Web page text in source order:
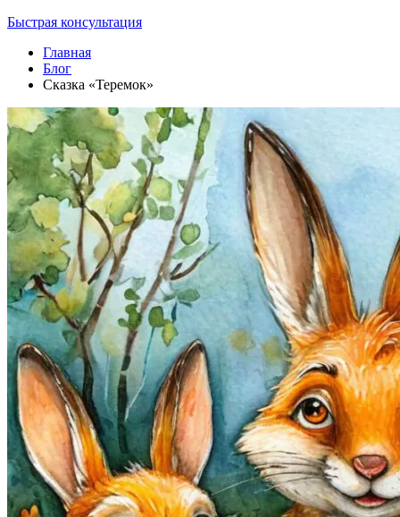
Быстрая консультация
Главная
Блог
Сказка «Теремок»